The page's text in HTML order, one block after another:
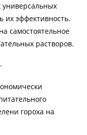
универсальных
их эффективность.
самостоятельное
растворов.
гороха на